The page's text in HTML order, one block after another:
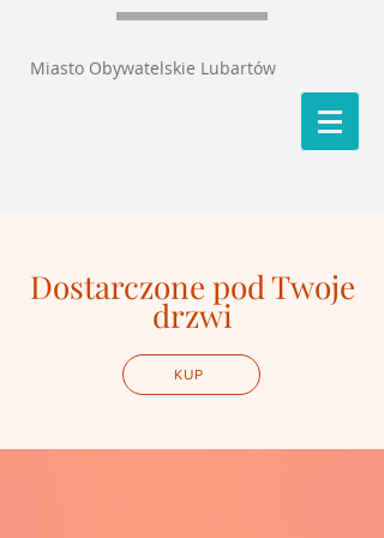
Miasto Obywatelskie Lubartów
Dostarczone pod Twoje
drzwi
KUP